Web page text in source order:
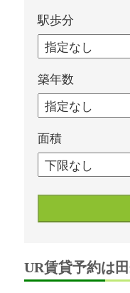
駅歩分
築年数
面積
UR賃貸予約は